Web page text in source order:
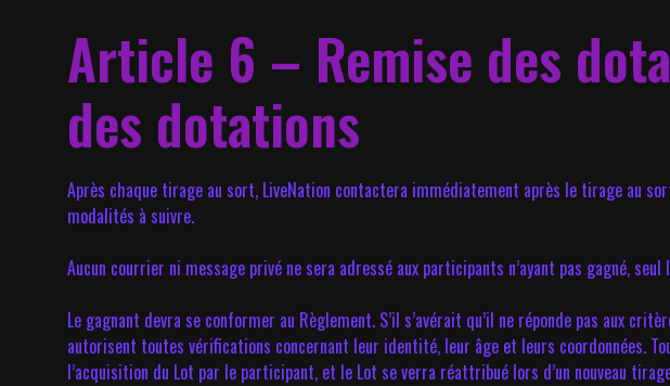
Article 6 – Remise des
des dotations
Après chaque tirage au sort, LiveNation contactera immédiatement après le tirage au
modalités à suivre.
Aucun courrier ni message privé ne sera adressé aux participants n’ayant pas gagné,
Le gagnant devra se conformer au Règlement. S’il s’avérait qu’il ne réponde pas aux
autorisent toutes vérifications concernant leur identité, leur âge et leurs coordonnées.
l’acquisition du Lot par le participant, et le Lot se verra réattribué lors d’un nouveau